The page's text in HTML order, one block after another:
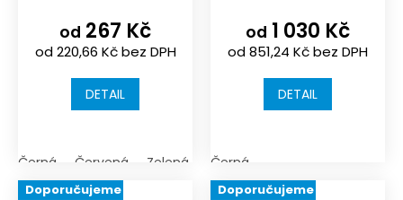
sportoviště |
500x500mm |
spojení skryté
zámky
od 220,66 Kč bez DPH
od 267 Kč
DETAIL
Černá Červená Zelená Antracit (tmavá šedá)
1980x1180x8/10mm
od 851,24 Kč bez DPH
od 1 030 Kč
DETAIL
Černá
Doporučujeme
Doporučujeme